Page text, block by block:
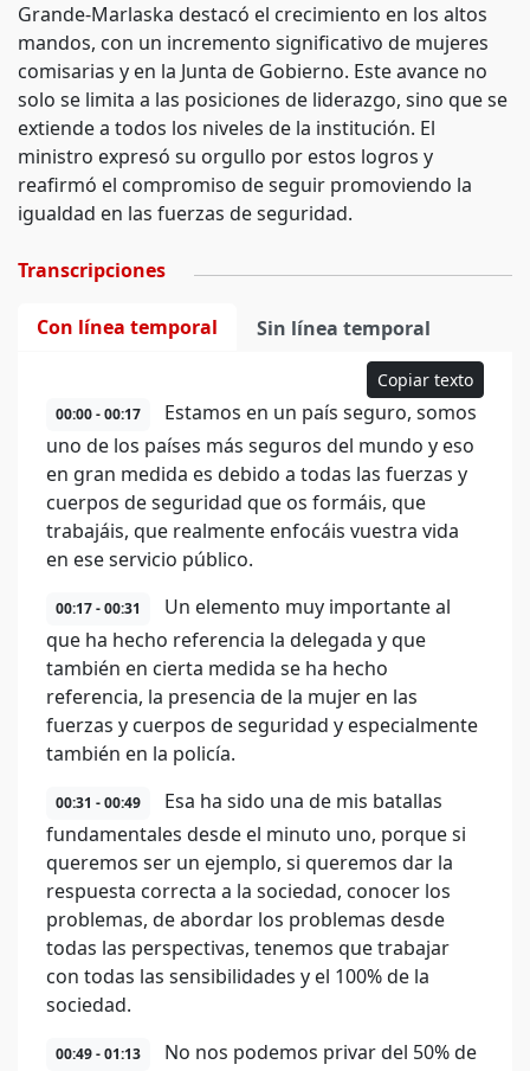
Grande-Marlaska destacó el crecimiento en los altos
mandos, con un incremento significativo de mujeres
comisarias y en la Junta de Gobierno. Este avance no
solo se limita a las posiciones de liderazgo, sino que se
extiende a todos los niveles de la institución. El
ministro expresó su orgullo por estos logros y
reafirmó el compromiso de seguir promoviendo la
igualdad en las fuerzas de seguridad.
Transcripciones
Con línea temporal Sin línea temporal
Copiar texto
00:00 - 00:17
Estamos en un país seguro, somos
uno de los países más seguros del mundo y eso
en gran medida es debido a todas las fuerzas y
cuerpos de seguridad que os formáis, que
trabajáis, que realmente enfocáis vuestra vida
en ese servicio público.
00:17 - 00:31
Un elemento muy importante al
que ha hecho referencia la delegada y que
también en cierta medida se ha hecho
referencia, la presencia de la mujer en las
fuerzas y cuerpos de seguridad y especialmente
también en la policía.
00:31 - 00:49
Esa ha sido una de mis batallas
fundamentales desde el minuto uno, porque si
queremos ser un ejemplo, si queremos dar la
respuesta correcta a la sociedad, conocer los
problemas, de abordar los problemas desde
todas las perspectivas, tenemos que trabajar
con todas las sensibilidades y el 100% de la
sociedad.
00:49 - 01:13
No nos podemos privar del 50% de